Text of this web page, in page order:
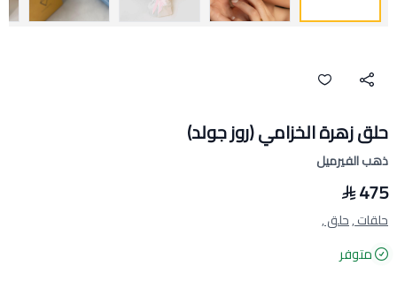
حلق زهرة الخزامي (روز جولد)
ذهب الفيرميل
475
حلقات ,حلق ,
متوفر